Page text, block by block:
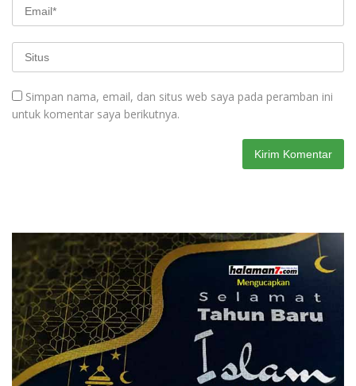
Simpan nama, email, dan situs web saya pada peramban ini
untuk komentar saya berikutnya.